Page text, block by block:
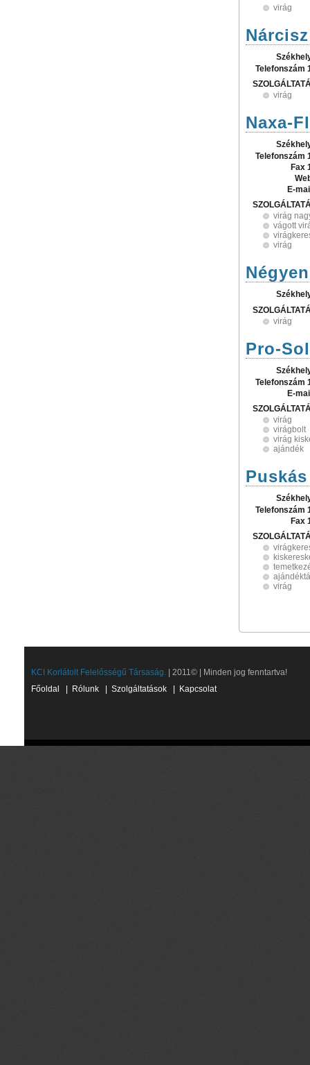
virág
Telefonszám
virág
Naxa-
Telefonszám
Fax
E-
virág
vágott
virág
virág
Pro-
Telefonszám
E-
virág
virágbolt
virág
ajándék
Telefonszám
Fax
virág
KCI Korlátolt Felelősségű Társaság. | 2011© | Minden jog fenntartva!
Főoldal
Rólunk Szolgáltatások Kapcsolat